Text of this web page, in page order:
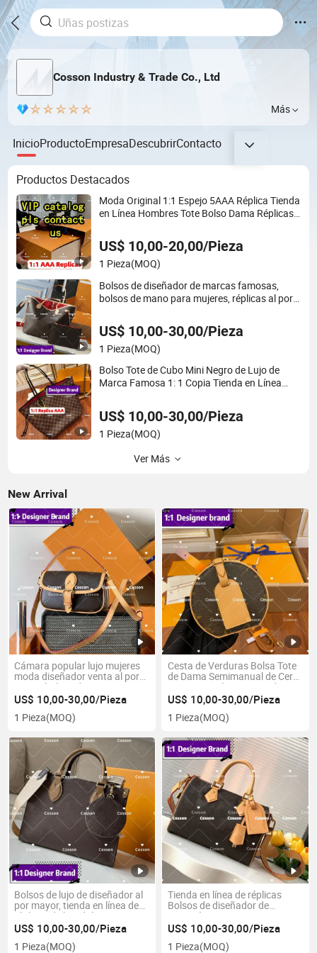
Cosson Industry & Trade Co., Ltd
Más
InicioProductoEmpresaDescubrirContacto
Productos Destacados
Moda Original 1:1 Espejo 5AAA Réplica Tienda
en Línea Hombres Tote Bolso Dama Réplicas
Regalo Lujo Diseñador Copia Bolsos
US$ 10,00-20,00/Pieza
1 Pieza(MOQ)
Bolsos de diseñador de marcas famosas,
bolsos de mano para mujeres, réplicas al por
mujeres, tote Neverfull de marca famosa 1: 1
bolsos réplicas
US$ 10,00-30,00/Pieza
1 Pieza(MOQ)
Bolso Tote de Cubo Mini Negro de Lujo de
Marca Famosa 1: 1 Copia Tienda en Línea
Réplica Tienda en Línea 5AAA
US$ 10,00-30,00/Pieza
1 Pieza(MOQ)
Ver Más
New Arrival
Cámara popular lujo mujeres
moda diseñador venta al por
mayor bolsos de mano
réplicas de alta calidad tienda
en línea carteras bolsas
conjunto europeo cuero lujo
US$ 10,00-30,00/Pieza
1 Pieza(MOQ)
Cesta de Verduras Bolsa Tote
de Dama Semimanual de Cera
Nueva Popular 1: 1 Tienda en
Línea Réplica 5A Bolsos
Redondos de Lujo de Alta
Gama para Mujeres
US$ 10,00-30,00/Pieza
1 Pieza(MOQ)
Bolsos de lujo de diseñador al
por mayor, tienda en línea de
réplicas de bandolera 1: 1
espejo 5AAA bolso de
imitación de cuero para mujer
Neverfull, bolso de mano de
US$ 10,00-30,00/Pieza
1 Pieza(MOQ)
Tienda en línea de réplicas
Bolsos de diseñador de
imitación Mujeres Marca
famosa Bolsa copia Fábrica
Precio al por mayor 1: 1 Espejo
5AAA Calidad Original Cuero
US$ 10,00-30,00/Pieza
1 Pieza(MOQ)